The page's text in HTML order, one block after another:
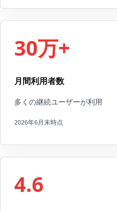
30万+
月間利用者数
多くの継続ユーザーが利用
2026年6月末時点
4.6